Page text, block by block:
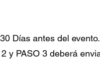
Días antes del evento.
y PASO 3 deberá